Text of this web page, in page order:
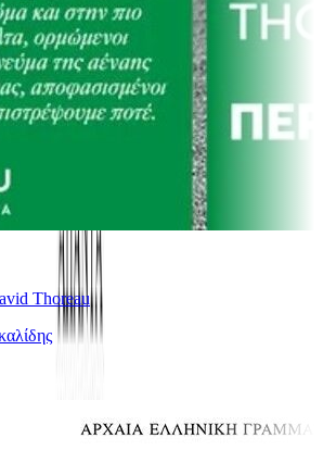
Thoreau